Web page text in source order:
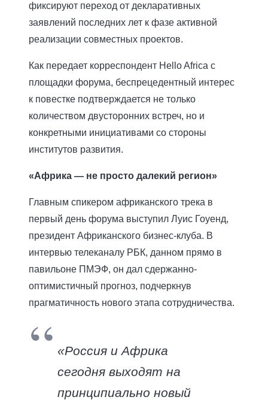
фиксируют переход от декларативных
заявлений последних лет к фазе активной
реализации совместных проектов.
Как передает корреспондент Hello Africa с
площадки форума, беспрецедентный интерес
к повестке подтверждается не только
количеством двусторонних встреч, но и
конкретными инициативами со стороны
институтов развития.
«Африка — не просто далекий регион»
Главным спикером африканского трека в
первый день форума выступил Луис Гоуенд,
президент Африканского бизнес-клуба. В
интервью телеканалу РБК, данном прямо в
павильоне ПМЭФ, он дал сдержанно-
оптимистичный прогноз, подчеркнув
прагматичность нового этапа сотрудничества.
«Россия и Африка
сегодня выходят на
принципиально новый